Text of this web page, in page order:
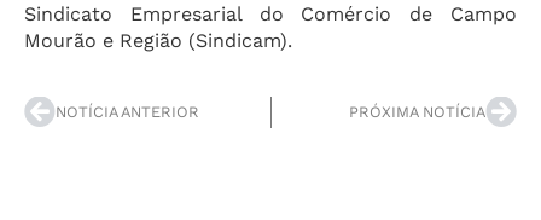
Sindicato Empresarial do Comércio de Campo
Mourão e Região (Sindicam).
NOTÍCIA ANTERIOR PRÓXIMA NOTÍCIA